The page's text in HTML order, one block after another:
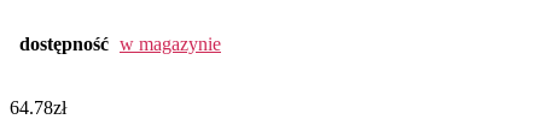
dostępność w magazynie
64.78zł